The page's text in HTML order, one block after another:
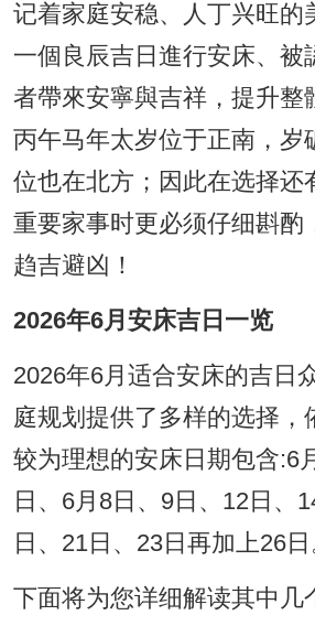
记着家庭安稳、人丁兴旺的
一個良辰吉日進行安床、被
者帶來安寧與吉祥，提升整
丙午马年太岁位于正南，岁
位也在北方；因此在选择还
重要家事时更必须仔细斟酌
趋吉避凶！
2026年6月安床吉日一览
2026年6月适合安床的吉日
庭规划提供了多样的选择，
较为理想的安床日期包含:6
日、6月8日、9日、12日、
日、21日、23日再加上26日
下面将为您详细解读其中几